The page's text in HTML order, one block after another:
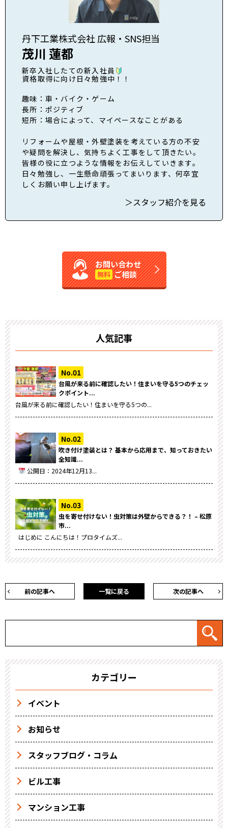
丹下工業株式会社 広報・SNS担当
茂川 蓮都
新卒入社したての新入社員
資格取得に向け日々勉強中！！
趣味：車・バイク・ゲーム
長所：ポジティブ
短所：場合によって、マイペースなことがある
リフォームや屋根・外壁塗装を考えている方の不安
や疑問を解決し、気持ちよく工事をして頂きたい。
皆様の役に立つような情報をお伝えしていきます。
日々勉強し、一生懸命頑張ってまいります、何卒宜
しくお願い申し上げます。
＞スタッフ紹介を見る
お問い合わせ
無料 ご相談
人気記事
台風が来る前に確認したい！住まいを守る5つのチェッ
クポイント...
台風が来る前に確認したい！住まいを守る5つの...
吹き付け塗装とは？ 基本から応用まで、知っておきたい
全知識...
公開日：2024年12月13...
虫を寄せ付けない！虫対策は外壁からできる？！ – 松原
市...
はじめに こんにちは！プロタイムズ...
前の記事へ 次の記事へ
一覧に戻る
カテゴリー
イベント
お知らせ
スタッフブログ・コラム
ビル工事
マンション工事